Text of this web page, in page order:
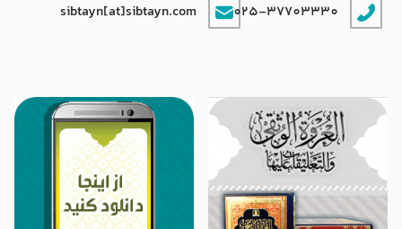
025-37703330
sibtayn[at]sibtayn.com